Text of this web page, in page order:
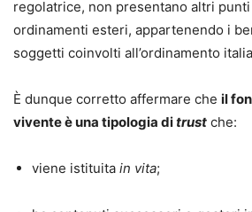
regolatrice, non presentano altri
ordinamenti esteri, appartenendo i
soggetti coinvolti all’ordinamento
È dunque corretto affermare che il
vivente è una tipologia ditrust che:
viene istituita in vita;